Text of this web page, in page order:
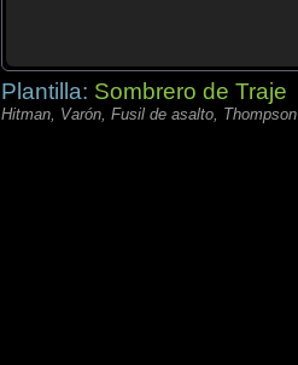
Plantilla: Sombrero de Traje
Hitman, Varón, Fusil de asalto, Thompson